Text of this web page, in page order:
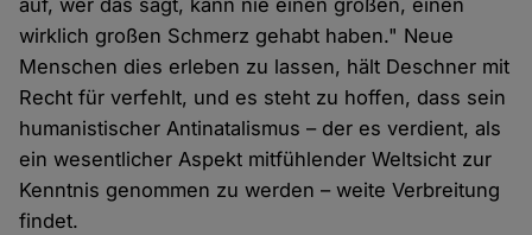
auf, wer das sagt, kann nie einen großen, einen
wirklich großen Schmerz gehabt haben." Neue
Menschen dies erleben zu lassen, hält Deschner mit
Recht für verfehlt, und es steht zu hoffen, dass sein
humanistischer Antinatalismus – der es verdient, als
ein wesentlicher Aspekt mitfühlender Weltsicht zur
Kenntnis genommen zu werden – weite Verbreitung
findet.